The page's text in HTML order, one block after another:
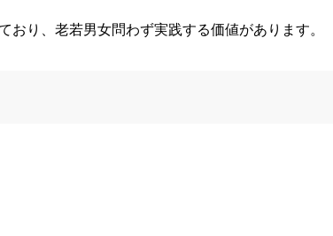
り、老若男女問わず実践する価値があります。